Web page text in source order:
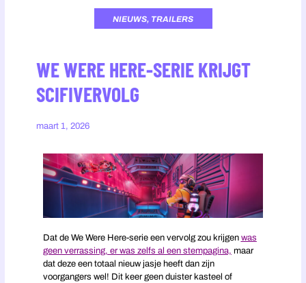
NIEUWS, TRAILERS
WE WERE HERE-SERIE KRIJGT
SCIFIVERVOLG
maart 1, 2026
Dat de We Were Here-serie een vervolg zou krijgen was
geen verrassing, er was zelfs al een stempagina, maar
dat deze een totaal nieuw jasje heeft dan zijn
voorgangers wel! Dit keer geen duister kasteel of